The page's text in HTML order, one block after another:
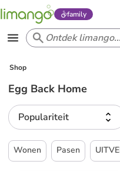
family
Shop
Egg Back Home
Populariteit
Wonen Pasen